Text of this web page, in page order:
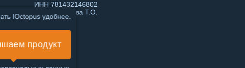
ИНН 781432146802
ИП Чеботарева Т.О.
IOctopus удобнее.
продукт